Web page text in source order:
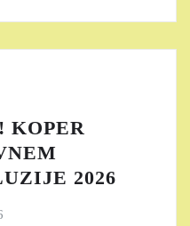
KOPER
2026